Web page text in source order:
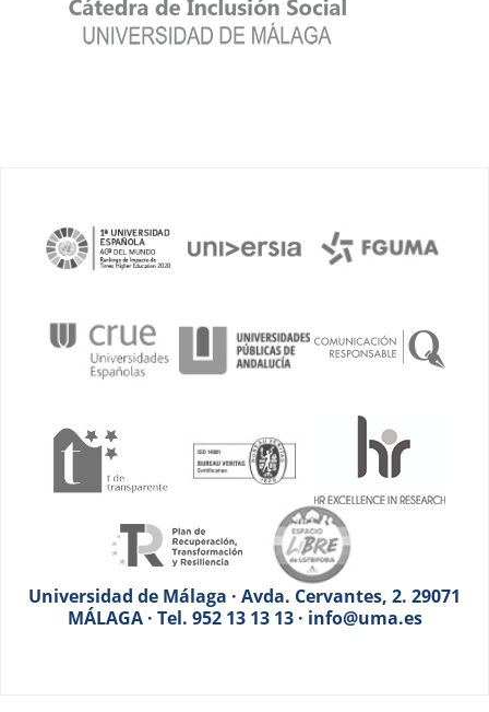
Universidad de Málaga · Avda. Cervantes, 2. 29071
MÁLAGA · Tel. 952 13 13 13 · info@uma.es